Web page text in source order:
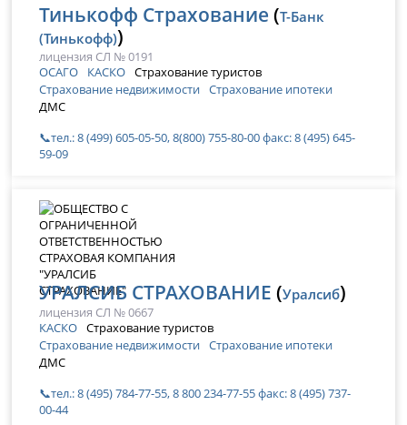
Тинькофф Страхование (Т-Банк
(Тинькофф))
лицензия СЛ № 0191
ОСАГО
КАСКО Страхование туристов
Страхование недвижимости Страхование ипотеки
ДМС
📞тел.: 8 (499) 605-05-50, 8(800) 755-80-00 факс: 8 (495) 645-
59-09
УРАЛСИБ СТРАХОВАНИЕ (Уралсиб)
лицензия СЛ № 0667
КАСКО Страхование туристов
Страхование недвижимости Страхование ипотеки
ДМС
📞тел.: 8 (495) 784-77-55, 8 800 234-77-55 факс: 8 (495) 737-
00-44